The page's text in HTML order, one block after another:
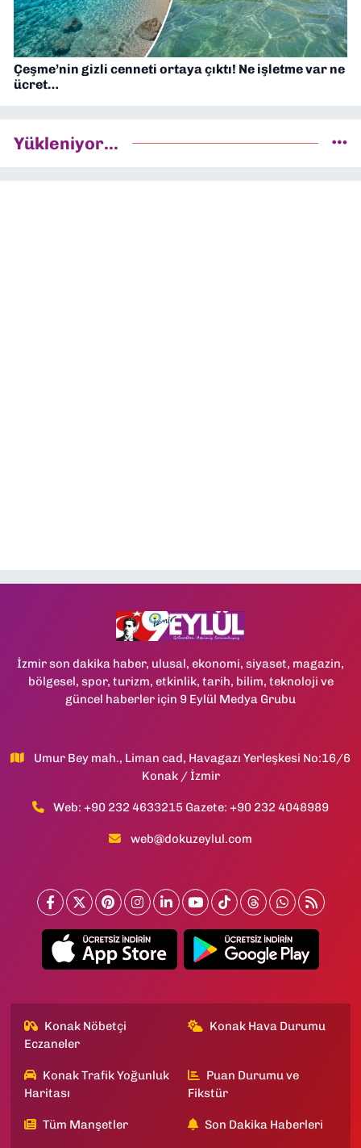
Çeşme’nin gizli cenneti ortaya çıktı! Ne işletme var ne
ücret…
Yükleniyor...
İzmir son dakika haber, ulusal, ekonomi, siyaset, magazin,
bölgesel, spor, turizm, etkinlik, tarih, bilim, teknoloji ve
güncel haberler için 9 Eylül Medya Grubu
Umur Bey mah., Liman cad, Havagazı Yerleşkesi No:16/6
Konak / İzmir
Web: +90 232 4633215 Gazete: +90 232 4048989
web@dokuzeylul.com
Konak Nöbetçi
Eczaneler
Konak Hava Durumu
Konak Trafik Yoğunluk
Haritası
Puan Durumu ve
Fikstür
Tüm Manşetler Son Dakika Haberleri